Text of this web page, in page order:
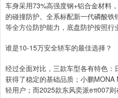
车身采用73%高强度钢+铝合金材料
的碰撞防护。全系标配新一代磷酸
等全方位防护能力，底盘防护按照行
谁是10-15万安全轿车的最佳选择？
经过全面对比，三款车型各有特色
获得了稳定的基础品质；小鹏
轻用户；而2025款东风奕派eπ007则